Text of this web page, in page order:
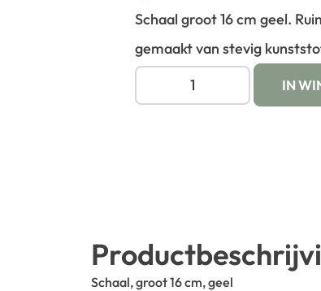
Schaal groot 16 cm geel.
gemaakt van stevig
IN
Schaal, groot 16 cm, geel